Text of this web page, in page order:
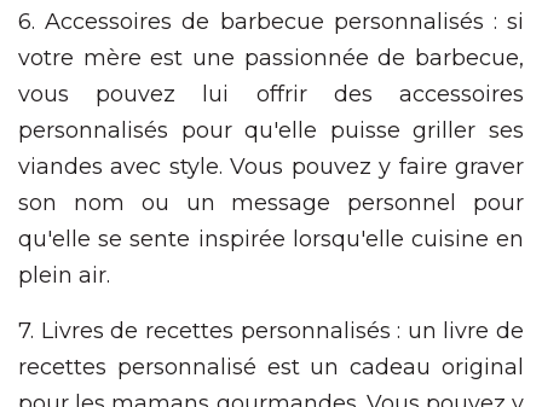
6. Accessoires de barbecue personnalisés : si
votre mère est une passionnée de barbecue,
vous pouvez lui offrir des accessoires
personnalisés pour qu'elle puisse griller ses
viandes avec style. Vous pouvez y faire graver
son nom ou un message personnel pour
qu'elle se sente inspirée lorsqu'elle cuisine en
plein air.
7. Livres de recettes personnalisés : un livre de
recettes personnalisé est un cadeau original